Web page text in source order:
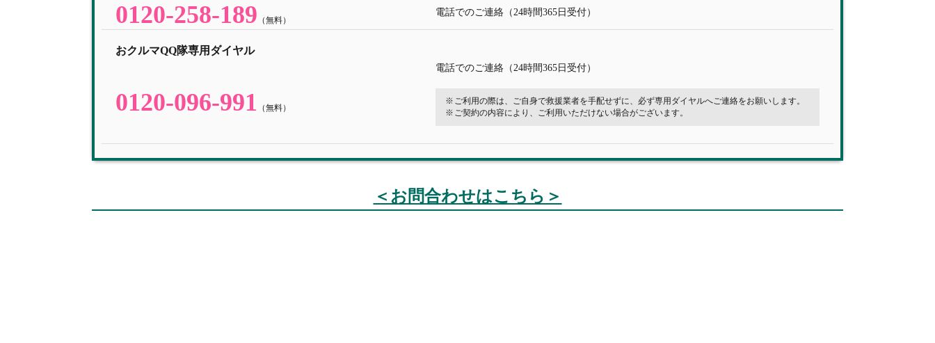
0120-258-189 （無料）
電話でのご連絡（24時間365日受付）
おクルマQQ隊専用ダイヤル
0120-096-991 （無料）
電話でのご連絡（24時間365日受付）
ご利用の際は、ご自身で救援業者を手配せずに、必ず専用ダイヤルへご連絡をお願いします。
ご契約の内容により、ご利用いただけない場合がございます。
＜お問合わせはこちら＞